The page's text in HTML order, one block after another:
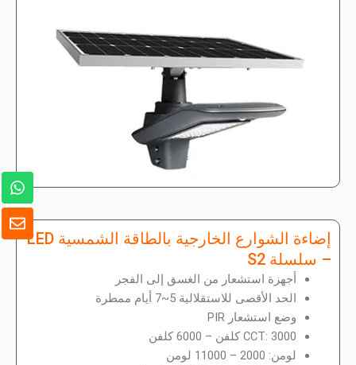
إضاءة الشوارع الخارجية بالطاقة الشمسية LED
– سلسلة S2
أجهزة استشعار من الغسق إلى الفجر
الحد الأقصى للاستقلالية 5~7 أيام ممطرة
وضع استشعار PIR
CCT: 3000 كلفن – 6000 كلفن
لومن: 2000 – 11000 لومن
ظ
ر
و
ا
ت
س
ا